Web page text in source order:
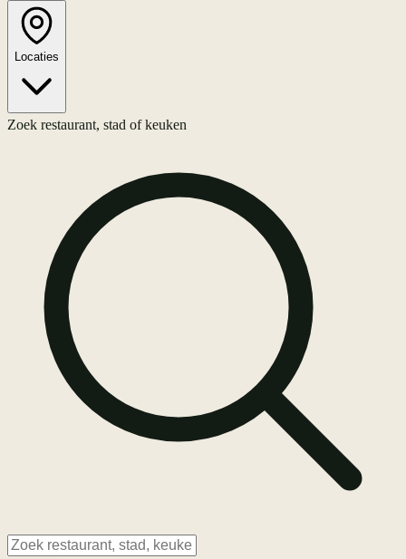
Locaties
Zoek restaurant, stad of keuken